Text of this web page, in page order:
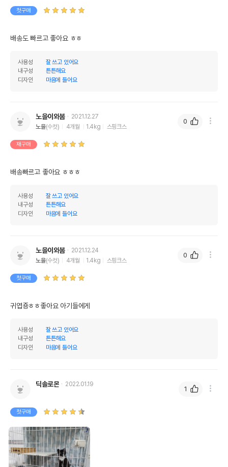
첫구매
배송도 빠르고 좋아요 ㅎㅎ
사용성
잘 쓰고 있어요
내구성
튼튼해요
디자인
마음에 들어요
노을이와봄
2021.12.27
노을(수컷) 4개월 1.4kg 스핑크스
재구매
배송빠르고 좋아요 ㅎㅎㅎ
사용성
잘 쓰고 있어요
내구성
튼튼해요
디자인
마음에 들어요
0
노을이와봄
2021.12.24
노을(수컷) 4개월 1.4kg 스핑크스
첫구매
귀엽죵ㅎㅎ좋아요 아기들에게
사용성
잘 쓰고 있어요
내구성
튼튼해요
디자인
마음에 들어요
0
딕솔로몬 2022.01.19
첫구매
1